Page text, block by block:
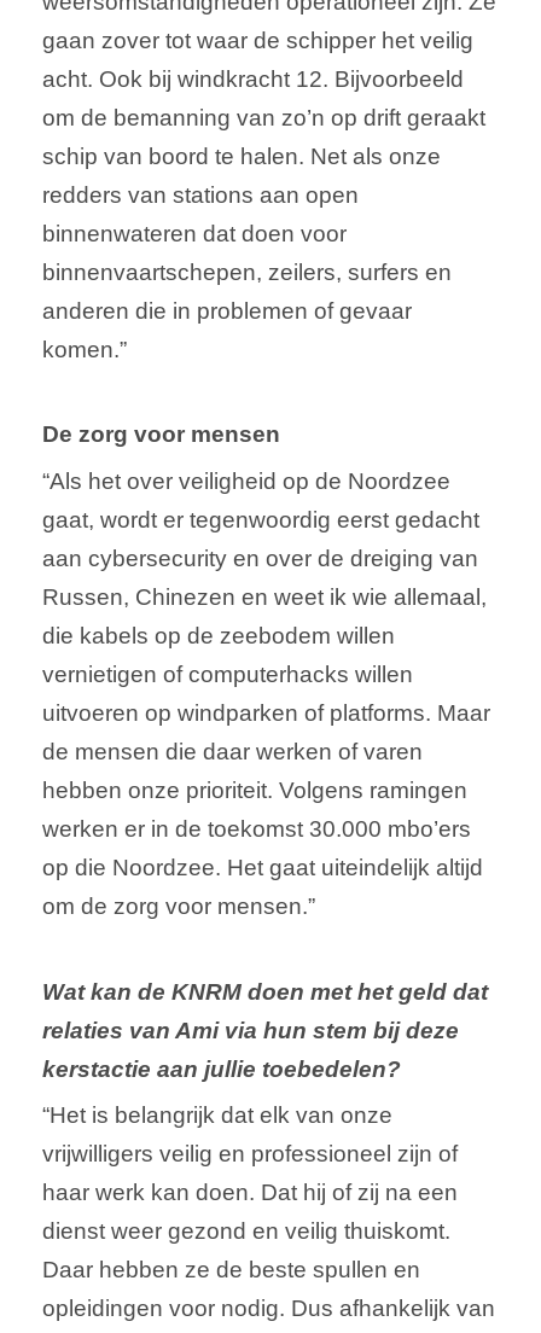
gaan zover tot waar de schipper het veilig
acht. Ook bij windkracht 12. Bijvoorbeeld
om de bemanning van zo’n op drift geraakt
schip van boord te halen. Net als onze
redders van stations aan open
binnenwateren dat doen voor
binnenvaartschepen, zeilers, surfers en
anderen die in problemen of gevaar
komen.”
De zorg voor mensen
“Als het over veiligheid op de Noordzee
gaat, wordt er tegenwoordig eerst gedacht
aan cybersecurity en over de dreiging van
Russen, Chinezen en weet ik wie allemaal,
die kabels op de zeebodem willen
vernietigen of computerhacks willen
uitvoeren op windparken of platforms. Maar
de mensen die daar werken of varen
hebben onze prioriteit. Volgens ramingen
werken er in de toekomst 30.000 mbo’ers
op die Noordzee. Het gaat uiteindelijk altijd
om de zorg voor mensen.”
Wat kan de KNRM doen met het geld dat
relaties van Ami via hun stem bij deze
kerstactie aan jullie toebedelen?
“Het is belangrijk dat elk van onze
vrijwilligers veilig en professioneel zijn of
haar werk kan doen. Dat hij of zij na een
dienst weer gezond en veilig thuiskomt.
Daar hebben ze de beste spullen en
opleidingen voor nodig. Dus afhankelijk van